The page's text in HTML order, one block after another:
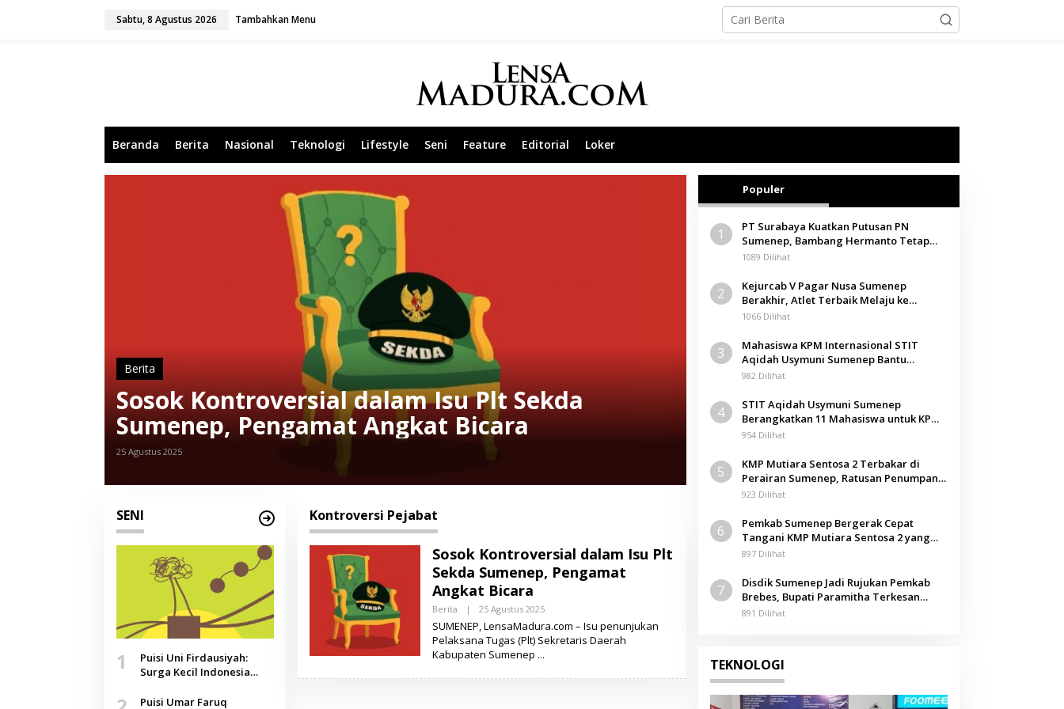
Sabtu, 8 Agustus 2026 Tambahkan Menu
Beranda Berita Nasional Teknologi Lifestyle Seni Feature Editorial Loker
Berita
Sosok Kontroversial dalam Isu Plt Sekda
Sumenep, Pengamat Angkat Bicara
25 Agustus 2025
SENI
1
Puisi Uni Firdausiyah:
Surga Kecil Indonesia
Doa yang Jauh, Narasi
Puisi Umar Faruq
Kontroversi Pejabat
Sosok Kontroversial dalam Isu Plt
Sekda Sumenep, Pengamat
Angkat Bicara
Berita | 25 Agustus 2025O
E
H
SUMENEP, LensaMadura.com – Isu penunjukan
Pelaksana Tugas (Plt) Sekretaris Daerah
Kabupaten Sumenep
Populer
1
PT Surabaya Kuatkan Putusan PN
Sumenep, Bambang Hermanto Tetap
Dinyatakan Pemilik Sah Tanah di
1089 Dilihat
2
Kejurcab V Pagar Nusa Sumenep
Berakhir, Atlet Terbaik Melaju ke
Kejurwil Jatim
1066 Dilihat
3
Mahasiswa KPM Internasional STIT
Aqidah Usymuni Sumenep Bantu
Pengurusan Jenazah WNI di Malaysia
982 Dilihat
4
STIT Aqidah Usymuni Sumenep
Berangkatkan 11 Mahasiswa untuk KPM
Internasional di Malaysia
954 Dilihat
5
KMP Mutiara Sentosa 2 Terbakar di
Perairan Sumenep, Ratusan Penumpang
Dievakuasi
923 Dilihat
6
Pemkab Sumenep Bergerak Cepat
Tangani KMP Mutiara Sentosa 2 yang
Terbakar
897 Dilihat
7
Disdik Sumenep Jadi Rujukan Pemkab
Brebes, Bupati Paramitha Terkesan
Pendidikan Berbasis Budaya
891 Dilihat
TEKNOLOGI